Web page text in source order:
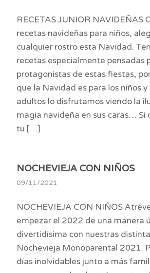
RECETAS JUNIOR NAVIDEÑAS
recetas navideñas para niños,
cualquier rostro esta Navidad.
recetas especialmente pensadas
protagonistas de estas fiestas,
que la Navidad es para los niños
adultos lo disfrutamos viendo la
magia navideña en sus caras… Si
tu […]
NOCHEVIEJA CON NIÑOS
09/11/2021
NOCHEVIEJA CON NIÑOS
empezar el 2022 de una manera
divertidísima con nuestras
Nochevieja Monoparental 2021.
días inolvidables junto a más